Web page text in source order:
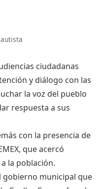
ciudadanas
y diálogo con las
la voz del pueblo
respuesta a sus
con la presencia de
que acercó
la población.
gobierno municipal que